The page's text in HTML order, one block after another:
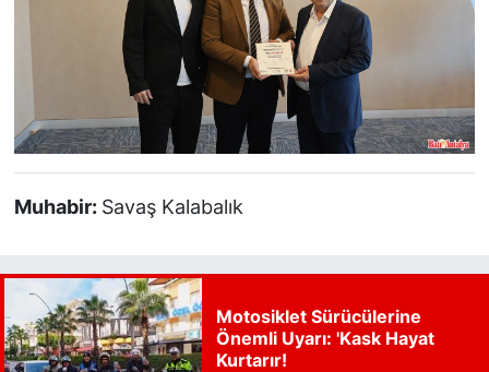
Muhabir: Savaş Kalabalık
Motosiklet Sürücülerine
Önemli Uyarı: 'Kask Hayat
Kurtarır!